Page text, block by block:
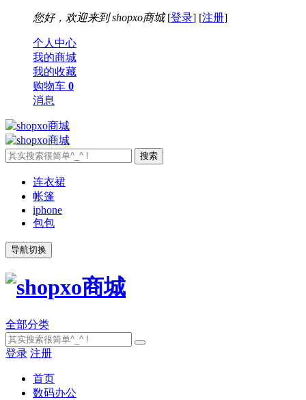
您好，欢迎来到 shopxo商城[登录] [注册]
个人中心
我的商城
我的收藏
购物车 0
消息
连衣裙
帐篷
iphone
包包
导航切换
全部分类
登录 注册
首页
数码办公